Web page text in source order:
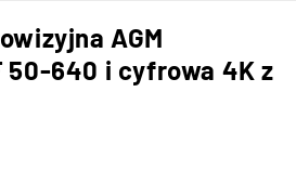
AGM
50-640 i cyfrowa 4K z